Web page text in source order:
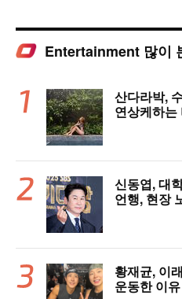
Entertainment 많이
산다라박,
연상케하는
신동엽, 대
언행, 현장
황재균, 이
운동한 이